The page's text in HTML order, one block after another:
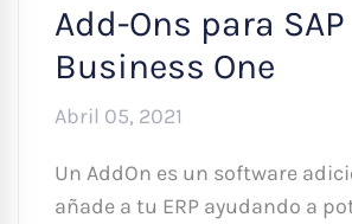
Add-Ons para SAP
Business One
Abril 05, 2021
Un AddOn es un software
añade a tu ERP ayudando a